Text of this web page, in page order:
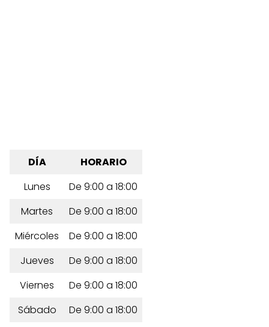
DÍA
HORARIO
Lunes
De 9:00 a 18:00
Martes
De 9:00 a 18:00
Miércoles
De 9:00 a 18:00
Jueves
De 9:00 a 18:00
Viernes
De 9:00 a 18:00
Sábado
De 9:00 a 18:00